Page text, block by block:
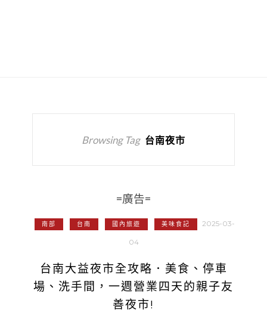
Browsing Tag 台南夜市
=廣告=
南部 台南 國內旅遊 美味食記 2025-03-
04
台南大益夜市全攻略．美食、停車
場、洗手間，一週營業四天的親子友
善夜市!